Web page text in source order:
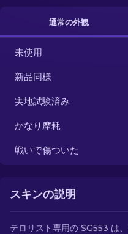
ケース
その他
通常の外観
未使用
新品同様
実地試験済み
かなり摩耗
戦いで傷ついた
スキンの説明
テロリスト専用の SG553 は